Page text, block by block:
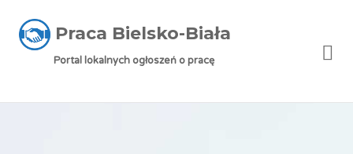
Praca Bielsko-Biała
Portal lokalnych ogłoszeń o pracę